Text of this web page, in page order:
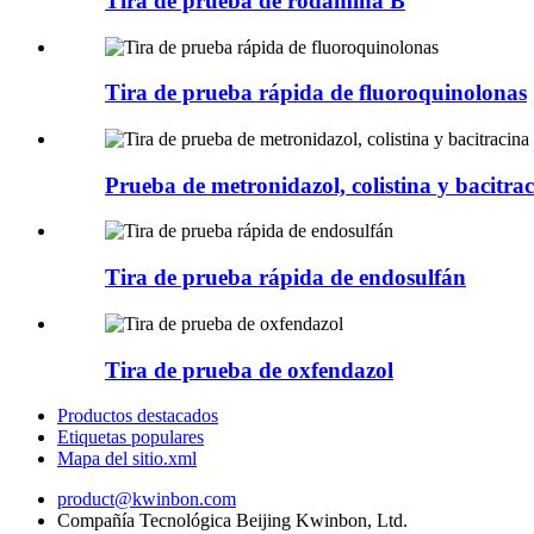
Tira de prueba rápida de fluoroquinolonas
Prueba de metronidazol, colistina y
Tira de prueba rápida de endosulfán
Tira de prueba de oxfendazol
Productos destacados
Etiquetas populares
Mapa del sitio.xml
product@kwinbon.com
Compañía Tecnológica Beijing Kwinbon, Ltd.